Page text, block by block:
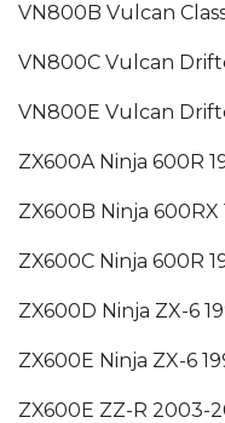
VN800B Vulcan
VN800C Vulcan
VN800E Vulcan
ZX600A Ninja 600R
ZX600B Ninja 600RX
ZX600C Ninja 600R
ZX600D Ninja ZX-6
ZX600E Ninja ZX-6
ZX600E ZZ-R 2003-